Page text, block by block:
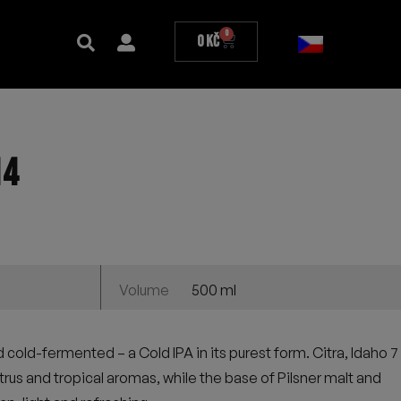
0Kč 0
Volume 500 ml
cold-fermented – a Cold IPA in its purest form. Citra, Idaho 7
and tropical aromas, while the base of Pilsner malt and